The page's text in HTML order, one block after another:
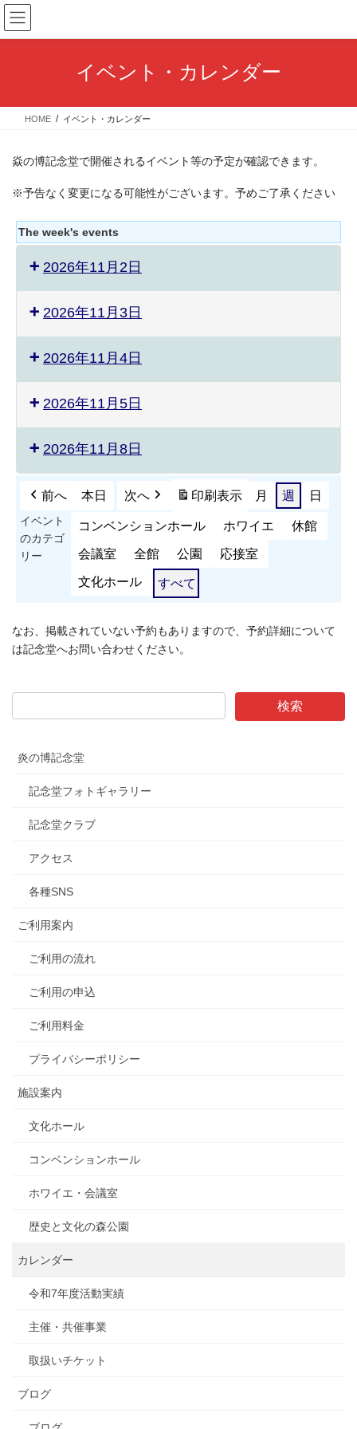
コ
ン
テ
ス
ナ
ビ
ゲ
ン
イベント・カレンダー
HOME イベント・カレンダー
焱の博記念堂で開催されるイベント等の予定が確認できます。
※予告なく変更になる可能性がございます。予めご了承ください
The week's events
2026年11月2日
2026年11月3日
2026年11月4日
2026年11月5日
2026年11月8日
前へ 本日 次へ 印刷表示 月 週 日
イベント
のカテゴ
リー
コンベンションホール ホワイエ 休館
会議室 全館 公園 応接室
文化ホール すべて
なお、掲載されていない予約もありますので、予約詳細について
は記念堂へお問い合わせください。
炎の博記念堂
記念堂フォトギャラリー
記念堂クラブ
アクセス
各種SNS
ご利用案内
ご利用の流れ
ご利用の申込
ご利用料金
プライバシーポリシー
施設案内
文化ホール
コンベンションホール
ホワイエ・会議室
歴史と文化の森公園
カレンダー
令和7年度活動実績
主催・共催事業
取扱いチケット
ブログ